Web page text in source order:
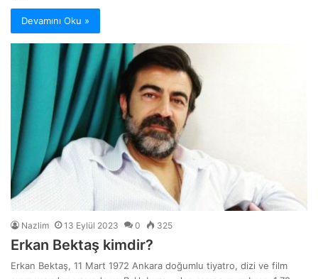
Devamını Oku »
Nazlim 13 Eylül 2023 0 325
Erkan Bektaş kimdir?
Erkan Bektaş, 11 Mart 1972 Ankara doğumlu tiyatro, dizi ve film